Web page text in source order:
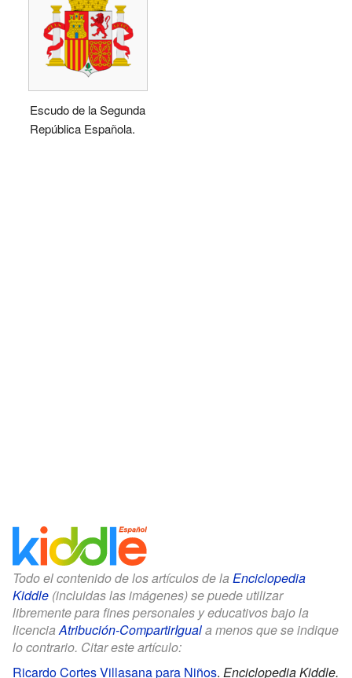
Escudo de la Segunda
República Española.
Todo el contenido de los artículos de la Enciclopedia
Kiddle (incluidas las imágenes) se puede utilizar
libremente para fines personales y educativos bajo la
licenciaAtribución-CompartirIguala menos que se indique
lo contrario. Citar este artículo:
Ricardo Cortes Villasana para Niños. Enciclopedia Kiddle.